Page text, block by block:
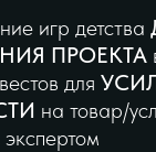
игр детства
ПРОЕКТА
для
на товар/